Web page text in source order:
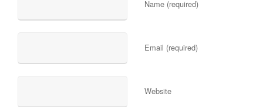
Name (required)
Email (required)
Website